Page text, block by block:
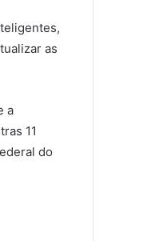
as
a
11
do